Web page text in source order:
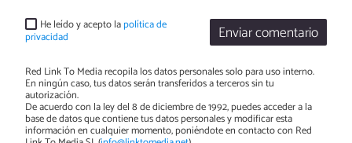
Enviar comentario
He leído y acepto lapolítica de
privacidad
Red Link To Media recopila los datos personales solo para uso interno.
En ningún caso, tus datos serán transferidos a terceros sin tu
autorización.
De acuerdo con la ley del 8 de diciembre de 1992, puedes acceder a la
base de datos que contiene tus datos personales y modificar esta
información en cualquier momento, poniéndote en contacto con Red